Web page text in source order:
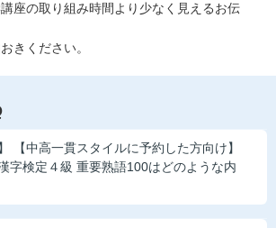
座の取り組み時間より少なく見えるお伝
きください。
【中高一貫スタイルに予約した方向け】
字検定４級 重要熟語100はどのような内